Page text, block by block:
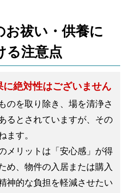
お祓い・供養に
る注意点
に絶対性はございません
のを取り除き、場を清浄さ
るとされていますが、その
ます。
メリットは「安心感」が得
め、物件の入居または購入
神的な負担を軽減させたい